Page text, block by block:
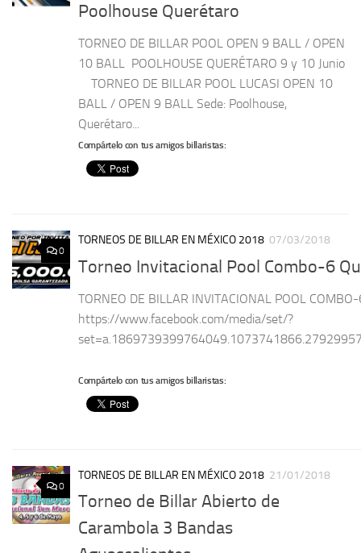
Poolhouse Querétaro
TORNEO DE BILLAR POOL OPEN 9 BALL / OPEN
10 BALL POOLHOUSE QUERÉTARO 9 y 10 Junio
TORNEO DE BILLAR POOL LUCASI OPEN 10
BALL / OPEN 9 BALL Sede: Poolhouse,
Querétaro...
Compártelo con tus amigos billaristas:
0
TORNEOS DE BILLAR EN MÉXICO 2018 07/03/2018
Torneo Invitacional Pool Combo-6
TORNEO DE BILLAR INVITACIONAL POOL
https://www.facebook.com/media/set/?
Compártelo con tus amigos billaristas:
0
TORNEOS DE BILLAR EN MÉXICO 2018 21/01/2018
Torneo de Billar Abierto de
Carambola 3 Bandas